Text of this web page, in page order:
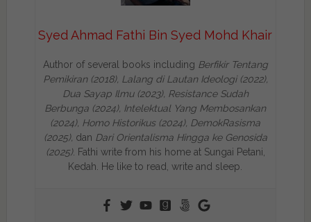
Syed Ahmad Fathi Bin Syed Mohd Khair
Author of several books including Berfikir Tentang
Pemikiran (2018), Lalang di Lautan Ideologi (2022),
Dua Sayap Ilmu (2023), Resistance Sudah
Berbunga (2024), Intelektual Yang Membosankan
(2024), Homo Historikus (2024), DemokRasisma
(2025), dan Dari Orientalisma Hingga ke Genosida
(2025). Fathi write from his home at Sungai Petani,
Kedah. He like to read, write and sleep.